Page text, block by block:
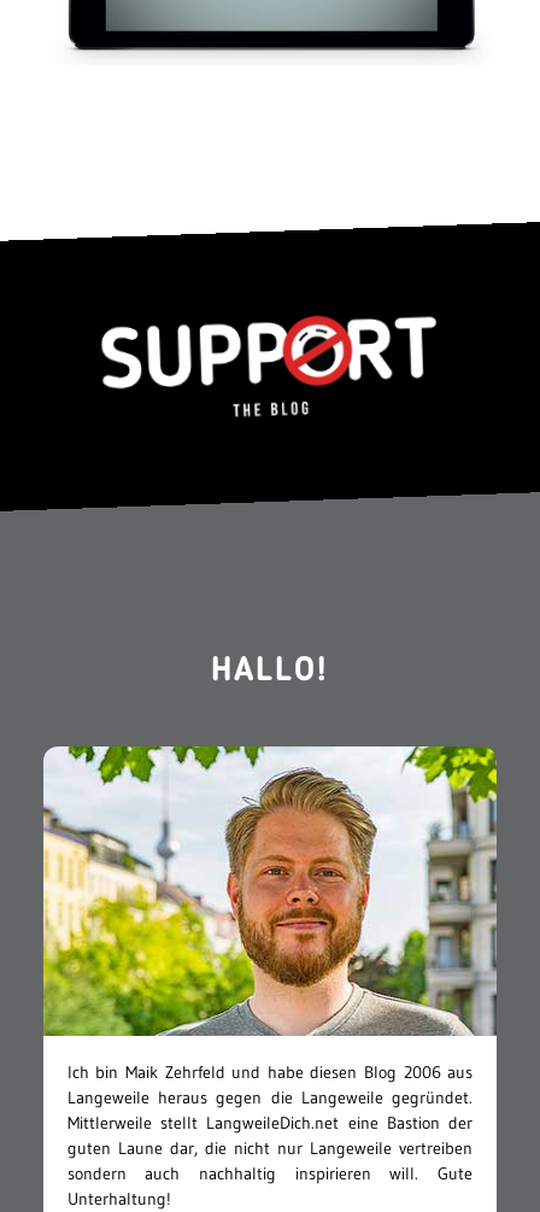
HALLO!
Ich bin Maik Zehrfeld und habe diesen Blog 2006 aus
Langeweile heraus gegen die Langeweile gegründet.
Mittlerweile stellt LangweileDich.net eine Bastion der
guten Laune dar, die nicht nur Langeweile vertreiben
sondern auch nachhaltig inspirieren will. Gute
Unterhaltung!